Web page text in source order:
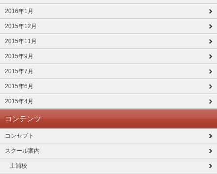
2016年1月
2015年12月
2015年11月
2015年9月
2015年7月
2015年6月
2015年4月
コンテンツ
コンセプト
スクール案内
土浦校